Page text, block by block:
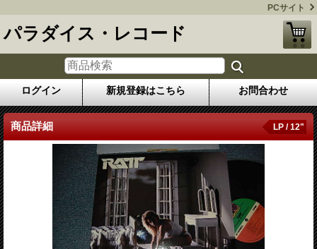
PCサイト
パラダイス・レコード
ログイン 新規登録はこちら お問合わせ
商品詳細 LP / 12"